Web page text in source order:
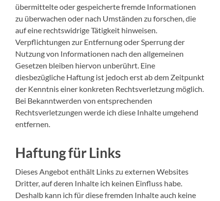
übermittelte oder gespeicherte fremde Informationen
zu überwachen oder nach Umständen zu forschen, die
auf eine rechtswidrige Tätigkeit hinweisen.
Verpflichtungen zur Entfernung oder Sperrung der
Nutzung von Informationen nach den allgemeinen
Gesetzen bleiben hiervon unberührt. Eine
diesbezügliche Haftung ist jedoch erst ab dem Zeitpunkt
der Kenntnis einer konkreten Rechtsverletzung möglich.
Bei Bekanntwerden von entsprechenden
Rechtsverletzungen werde ich diese Inhalte umgehend
entfernen.
Haftung für Links
Dieses Angebot enthält Links zu externen Websites
Dritter, auf deren Inhalte ich keinen Einfluss habe.
Deshalb kann ich für diese fremden Inhalte auch keine